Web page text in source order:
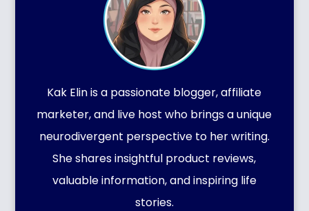
Kak Elin is a passionate blogger, affiliate
marketer, and live host who brings a unique
neurodivergent perspective to her writing.
She shares insightful product reviews,
valuable information, and inspiring life
stories.